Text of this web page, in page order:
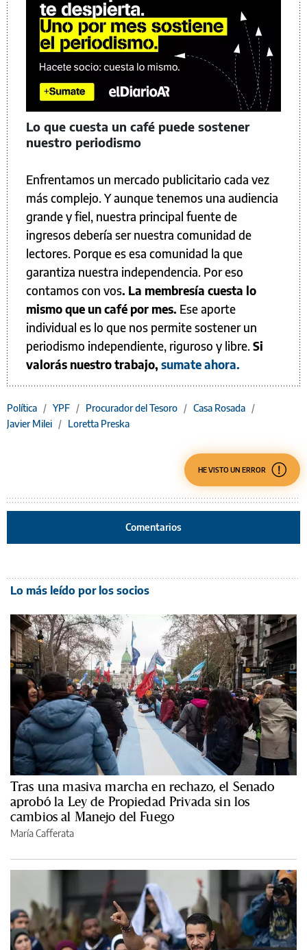
Lo que cuesta un café puede sostener
nuestro periodismo
Enfrentamos un mercado publicitario cada vez
más complejo. Y aunque tenemos una audiencia
grande y fiel, nuestra principal fuente de
ingresos debería ser nuestra comunidad de
lectores. Porque es esa comunidad la que
garantiza nuestra independencia. Por eso
contamos con vos. La membresía cuesta lo
mismo que un café por mes. Ese aporte
individual es lo que nos permite sostener un
periodismo independiente, riguroso y libre.Si
valorás nuestro trabajo, sumate ahora.
Política / YPF / Procurador del Tesoro / Casa Rosada /
Javier Milei / Loretta Preska
HE VISTO UN ERROR
Comentarios
Lo más leído por los socios
Tras una masiva marcha en rechazo, el Senado
aprobó la Ley de Propiedad Privada sin los
cambios al Manejo del Fuego
María Cafferata